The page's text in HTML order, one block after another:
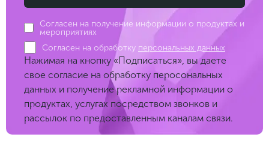
Согласен на получение информации о продуктах и
мероприятиях
Согласен на обработку персональных данных
Нажимая на кнопку «Подписаться», вы даете
свое согласие на обработку перосональных
данных и получение рекламной информации о
продуктах, услугах посредством звонков и
рассылок по предоставленным каналам связи.